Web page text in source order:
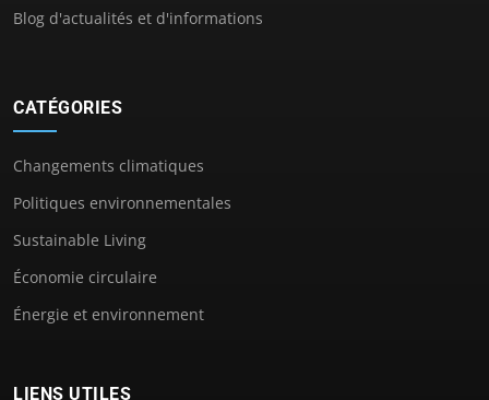
Blog d'actualités et d'informations
CATÉGORIES
Changements climatiques
Politiques environnementales
Sustainable Living
Économie circulaire
Énergie et environnement
LIENS UTILES